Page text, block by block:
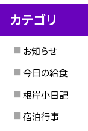
カテゴリ
お知らせ
今日の給食
根岸小日記
宿泊行事